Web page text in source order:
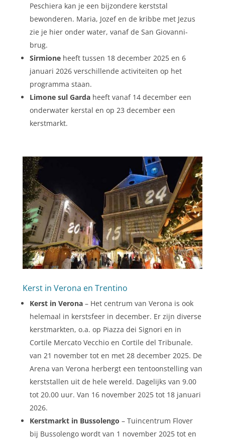
Peschiera kan je een bijzondere kerststal
bewonderen. Maria, Jozef en de kribbe met Jezus
zie je hier onder water, vanaf de San Giovanni-
brug.
Sirmioneheeft tussen 18 december 2025 en 6
januari 2026 verschillende activiteiten op het
programma staan.
Limone sul Gardaheeft vanaf 14 december een
onderwater kerstal en op 23 december een
kerstmarkt.
Kerst in Verona en Trentino
Kerst in Verona– Het centrum van Verona is ook
helemaal in kerstsfeer in december. Er zijn diverse
kerstmarkten, o.a. op Piazza dei Signori en in
Cortile Mercato Vecchio en Cortile del Tribunale.
van 21 november tot en met 28 december 2025. De
Arena van Verona herbergt een tentoonstelling van
kerststallen uit de hele wereld. Dagelijks van 9.00
tot 20.00 uur. Van 16 november 2025 tot 18 januari
2026.
Kerstmarkt in Bussolengo – Tuincentrum Flover
bij Bussolengo wordt van 1 november 2025 tot en